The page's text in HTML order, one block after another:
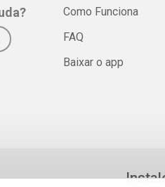
Como Funciona
FAQ
Baixar o app